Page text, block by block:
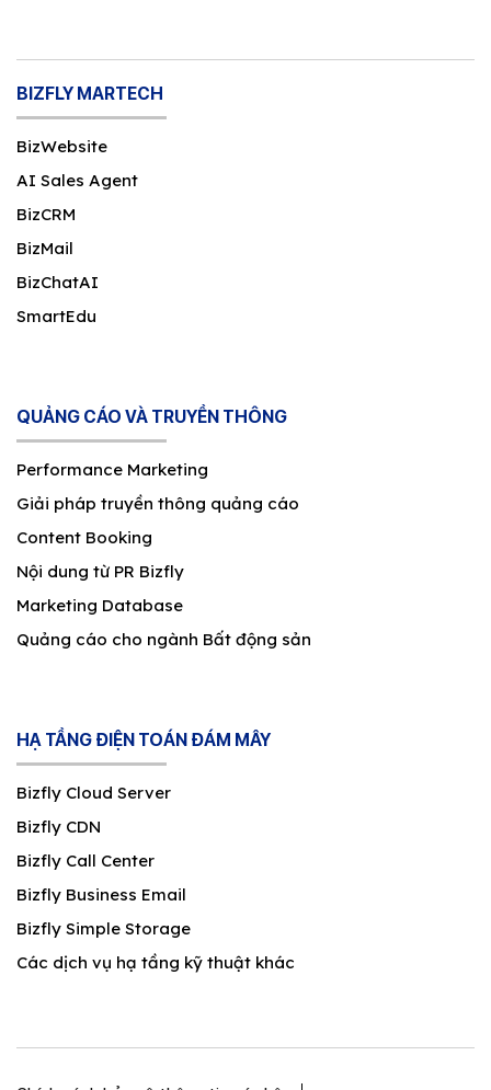
BIZFLY MARTECH
BizWebsite
AI Sales Agent
BizCRM
BizMail
BizChatAI
SmartEdu
QUẢNG CÁO VÀ TRUYỀN THÔNG
Performance Marketing
Giải pháp truyền thông quảng cáo
Content Booking
Nội dung từ PR Bizfly
Marketing Database
Quảng cáo cho ngành Bất động sản
HẠ TẦNG ĐIỆN TOÁN ĐÁM MÂY
Bizfly Cloud Server
Bizfly CDN
Bizfly Call Center
Bizfly Business Email
Bizfly Simple Storage
Các dịch vụ hạ tầng kỹ thuật khác